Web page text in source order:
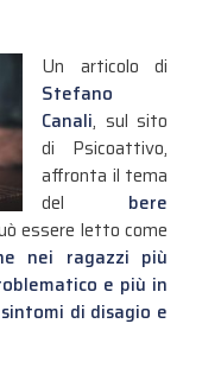
Un articolo di
Stefano
Canali, sul sito
di Psicoattivo,
affronta il tema
del bere
essere letto come
nei ragazzi più
e più in
di disagio e